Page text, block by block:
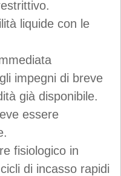
liquide con le
impegni di breve
già disponibile.
essere
fisiologico in
di incasso rapidi